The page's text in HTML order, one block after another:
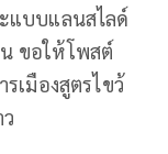
แบบแลนสไลด์
ขอให้โพสต์
เมืองสูตรไขว้